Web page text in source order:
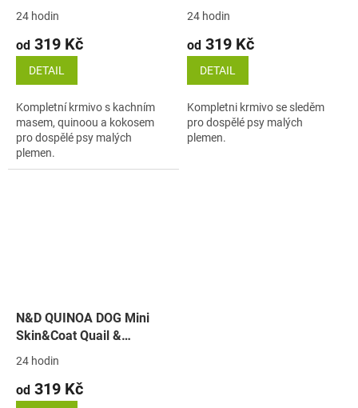
(kachna)
24 hodin
od 319 Kč
DETAIL
Kompletní krmivo s kachním
masem, quinoou a kokosem
pro dospělé psy malých
plemen.
Coconut (sleď)
24 hodin
od 319 Kč
DETAIL
Kompletni krmivo se sleděm
pro dospělé psy malých
plemen.
N&D QUINOA DOG Mini
Skin&Coat Quail &
Coconut (křepelka a
24 hodin
od 319 Kč